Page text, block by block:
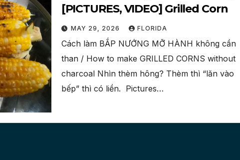
[PICTURES, VIDEO] Grilled Corn
MAY 29, 2026 FLORIDA
Cách làm BẮP NƯỚNG MỠ HÀNH không cần
than / How to make GRILLED CORNS without
charcoal Nhìn thèm hông? Thèm thì “lăn vào
bếp” thì có liền. ‎ Pictures…